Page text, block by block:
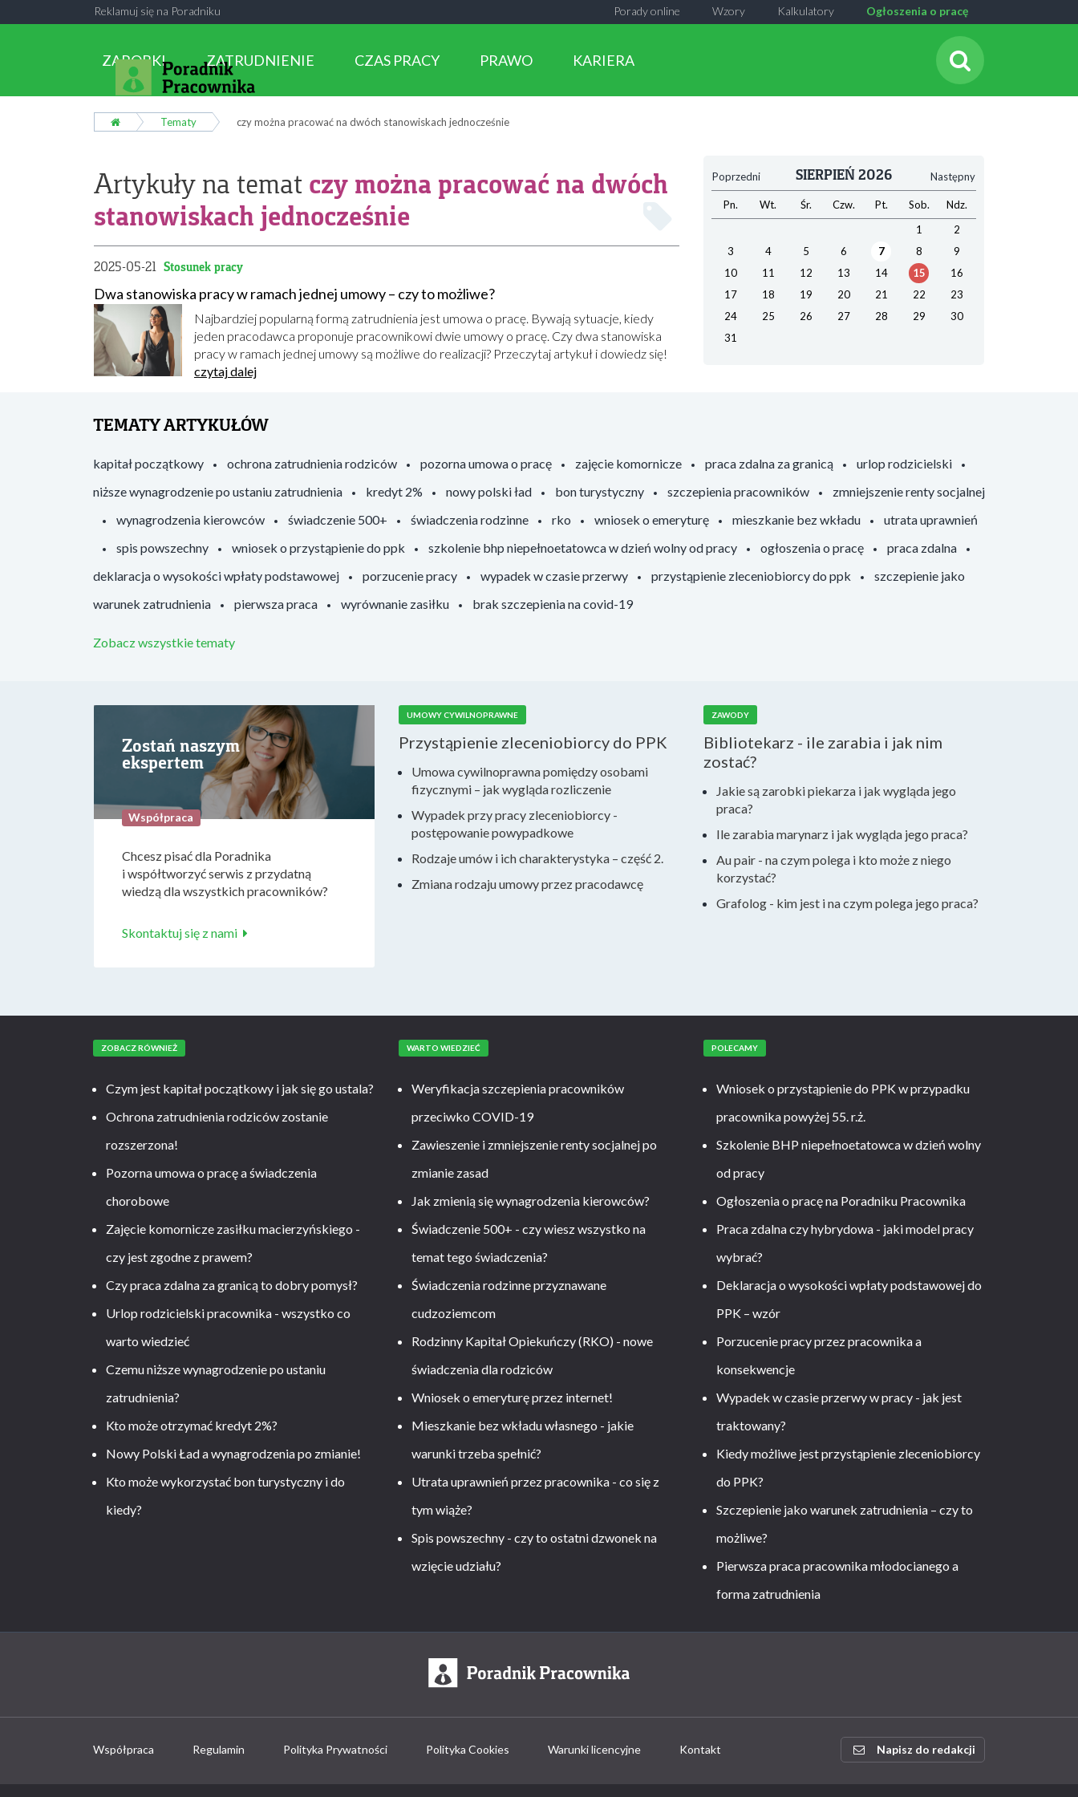
Reklamuj się na Poradniku Ogłoszenia o pracę
Kalkulatory
Wzory
Porady online
ZAROBKI ZATRUDNIENIE CZAS PRACY PRAWO KARIERA
Tematy czy można pracować na dwóch stanowiskach jednocześnie
Artykuły na temat czy można pracować na dwóch
stanowiskach jednocześnie
2025-05-21 Stosunek pracy
Dwa stanowiska pracy w ramach jednej umowy – czy to możliwe?
Najbardziej popularną formą zatrudnienia jest umowa o pracę. Bywają sytuacje, kiedy
jeden pracodawca proponuje pracownikowi dwie umowy o pracę. Czy dwa stanowiska
pracy w ramach jednej umowy są możliwe do realizacji? Przeczytaj artykuł i dowiedz się!
czytaj dalej
Poprzedni Następny
SIERPIEŃ 2026
Pn. Wt. Śr. Czw. Pt. Sob.
Ndz.
1
2
3
4 5 6 7 8
9
10
11 12 13 14 15
16
17
18 19 20 21 22
23
24
25 26 27 28 29
30
31
TEMATY ARTYKUŁÓW
kapitał początkowy ochrona zatrudnienia rodziców pozorna umowa o pracę zajęcie komornicze praca zdalna za granicą
urlop rodzicielski
niższe wynagrodzenie po ustaniu zatrudnienia
kredyt 2% nowy polski ład bon turystyczny szczepienia pracowników
zmniejszenie renty socjalnej
wynagrodzenia kierowców
świadczenie 500+ świadczenia rodzinne rko wniosek o emeryturę mieszkanie bez wkładu
utrata uprawnień
spis powszechny
wniosek o przystąpienie do ppk szkolenie bhp niepełnoetatowca w dzień wolny od pracy ogłoszenia o pracę
praca zdalna
deklaracja o wysokości wpłaty podstawowej
porzucenie pracy wypadek w czasie przerwy przystąpienie zleceniobiorcy do ppk
szczepienie jako
warunek zatrudnienia
pierwsza praca wyrównanie zasiłku brak szczepienia na covid-19
Zobacz wszystkie tematy
Zostań naszym
ekspertem
Współpraca
Chcesz pisać dla Poradnika
i współtworzyć serwis z przydatną
wiedzą dla wszystkich pracowników?
Skontaktuj się z nami
UMOWY CYWILNOPRAWNE
Przystąpienie zleceniobiorcy do PPK
Umowa cywilnoprawna pomiędzy osobami
fizycznymi – jak wygląda rozliczenie
Wypadek przy pracy zleceniobiorcy -
postępowanie powypadkowe
Rodzaje umów i ich charakterystyka – część 2.
Zmiana rodzaju umowy przez pracodawcę
ZAWODY
Bibliotekarz - ile zarabia i jak nim
zostać?
Jakie są zarobki piekarza i jak wygląda jego
praca?
Ile zarabia marynarz i jak wygląda jego praca?
Au pair - na czym polega i kto może z niego
korzystać?
Grafolog - kim jest i na czym polega jego praca?
ZOBACZ RÓWNIEŻ
Czym jest kapitał początkowy i jak się go ustala?
Ochrona zatrudnienia rodziców zostanie
rozszerzona!
Pozorna umowa o pracę a świadczenia
chorobowe
Zajęcie komornicze zasiłku macierzyńskiego -
czy jest zgodne z prawem?
Czy praca zdalna za granicą to dobry pomysł?
Urlop rodzicielski pracownika - wszystko co
warto wiedzieć
Czemu niższe wynagrodzenie po ustaniu
zatrudnienia?
Kto może otrzymać kredyt 2%?
Nowy Polski Ład a wynagrodzenia po zmianie!
Kto może wykorzystać bon turystyczny i do
kiedy?
WARTO WIEDZIEĆ
Weryfikacja szczepienia pracowników
przeciwko COVID-19
Zawieszenie i zmniejszenie renty socjalnej po
zmianie zasad
Jak zmienią się wynagrodzenia kierowców?
Świadczenie 500+ - czy wiesz wszystko na
temat tego świadczenia?
Świadczenia rodzinne przyznawane
cudzoziemcom
Rodzinny Kapitał Opiekuńczy (RKO) - nowe
świadczenia dla rodziców
Wniosek o emeryturę przez internet!
Mieszkanie bez wkładu własnego - jakie
warunki trzeba spełnić?
Utrata uprawnień przez pracownika - co się z
tym wiąże?
Spis powszechny - czy to ostatni dzwonek na
wzięcie udziału?
POLECAMY
Wniosek o przystąpienie do PPK w przypadku
pracownika powyżej 55. r.ż.
Szkolenie BHP niepełnoetatowca w dzień wolny
od pracy
Ogłoszenia o pracę na Poradniku Pracownika
Praca zdalna czy hybrydowa - jaki model pracy
wybrać?
Deklaracja o wysokości wpłaty podstawowej do
PPK – wzór
Porzucenie pracy przez pracownika a
konsekwencje
Wypadek w czasie przerwy w pracy - jak jest
traktowany?
Kiedy możliwe jest przystąpienie zleceniobiorcy
do PPK?
Szczepienie jako warunek zatrudnienia – czy to
możliwe?
Pierwsza praca pracownika młodocianego a
forma zatrudnienia
Współpraca Regulamin Polityka Prywatności Polityka Cookies Warunki licencyjne Kontakt Napisz do redakcji